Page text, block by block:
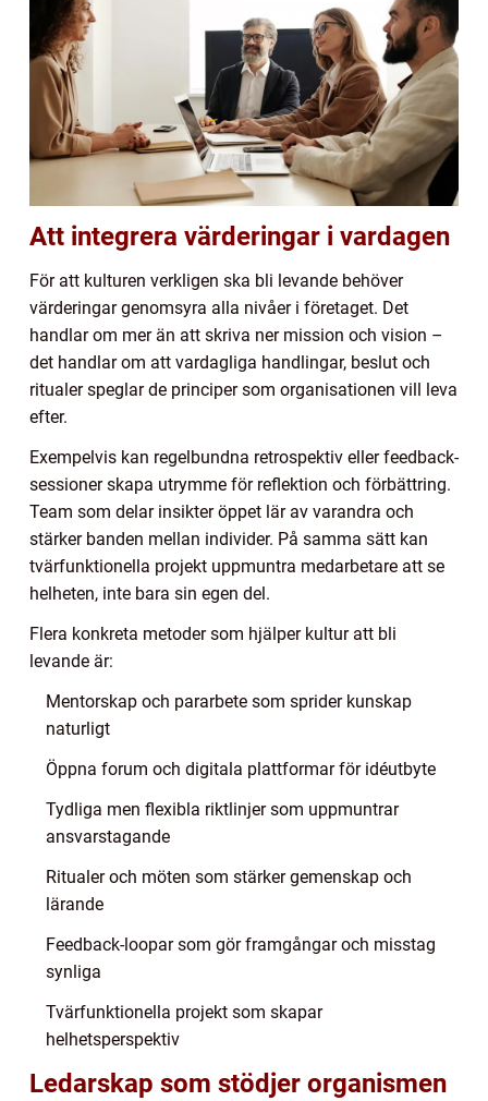
Att integrera värderingar i vardagen
För att kulturen verkligen ska bli levande behöver
värderingar genomsyra alla nivåer i företaget. Det
handlar om mer än att skriva ner mission och vision –
det handlar om att vardagliga handlingar, beslut och
ritualer speglar de principer som organisationen vill leva
efter.
Exempelvis kan regelbundna retrospektiv eller feedback-
sessioner skapa utrymme för reflektion och förbättring.
Team som delar insikter öppet lär av varandra och
stärker banden mellan individer. På samma sätt kan
tvärfunktionella projekt uppmuntra medarbetare att se
helheten, inte bara sin egen del.
Flera konkreta metoder som hjälper kultur att bli
levande är:
Mentorskap och pararbete som sprider kunskap
naturligt
Öppna forum och digitala plattformar för idéutbyte
Tydliga men flexibla riktlinjer som uppmuntrar
ansvarstagande
Ritualer och möten som stärker gemenskap och
lärande
Feedback-loopar som gör framgångar och misstag
synliga
Tvärfunktionella projekt som skapar
helhetsperspektiv
Ledarskap som stödjer organismen